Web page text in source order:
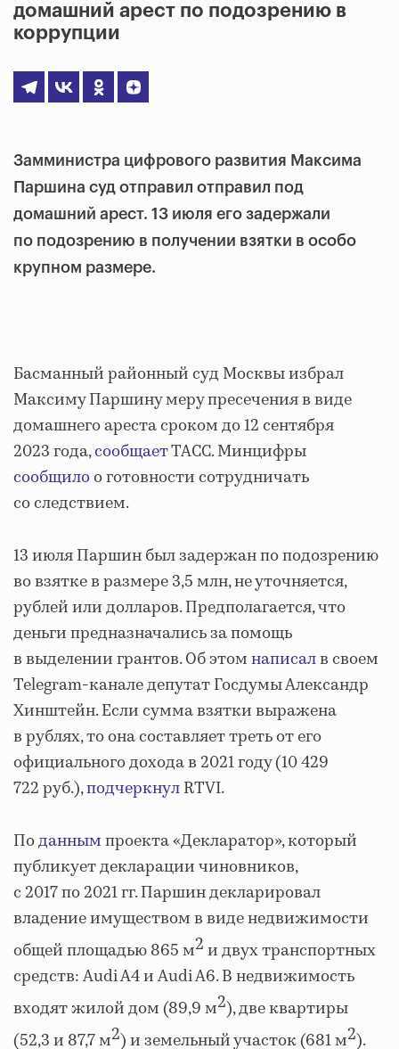
домашний арест по подозрению в
коррупции
Замминистра цифрового развития Максима
Паршина суд отправил отправил под
домашний арест. 13 июля его задержали
по подозрению в получении взятки в особо
крупном размере.
Басманный районный суд Москвы избрал
Максиму Паршину меру пресечения в виде
домашнего ареста сроком до 12 сентября
2023 года,сообщаетТАСС. Минцифры
сообщилоо готовности сотрудничать
со следствием.
13 июля Паршин был задержан по подозрению
во взятке в размере 3,5 млн, не уточняется,
рублей или долларов. Предполагается, что
деньги предназначались за помощь
в выделении грантов. Об этомнаписалв своем
Telegram-канале депутат Госдумы Александр
Хинштейн. Если сумма взятки выражена
в рублях, то она составляет треть от его
официального дохода в 2021 году (10 429
722 руб.),подчеркнулRTVI.
Поданнымпроекта «Декларатор», который
публикует декларации чиновников,
с 2017 по 2021 гг. Паршин декларировал
владение имуществом в виде недвижимости
общей площадью 865 м2и двух транспортных
средств: Audi A4 и Audi A6. В недвижимость
входят жилой дом (89,9 м2), две квартиры
(52,3 и 87,7 м2) и земельный участок (681 м2).